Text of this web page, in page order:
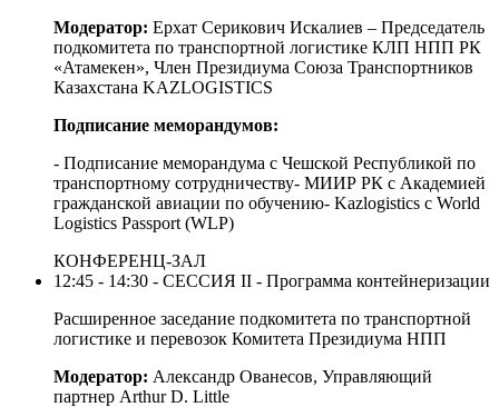
Модератор: Ерхат Серикович Искалиев – Председатель
подкомитета по транспортной логистике КЛП НПП РК
«Атамекен», Член Президиума Союза Транспортников
Казахстана KAZLOGISTICS
Подписание меморандумов:
- Подписание меморандума с Чешской Республикой по
транспортному сотрудничеству- МИИР РК с Академией
гражданской авиации по обучению- Kazlogistics c World
Logistics Passport (WLP)
КОНФЕРЕНЦ-ЗАЛ
12:45 - 14:30 - СЕССИЯ II - Программа контейнеризации
Расширенное заседание подкомитета по транспортной
логистике и перевозок Комитета Президиума НПП
Модератор: Александр Ованесов, Управляющий
партнер Arthur D. Little